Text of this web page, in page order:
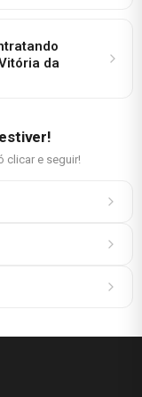
da
clicar e seguir!